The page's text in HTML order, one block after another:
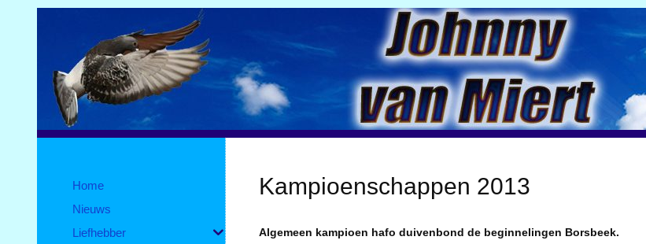
Kampioenschappen 2013
Algemeen kampioen hafo duivenbond de beginnelingen Borsbeek.
Home
Nieuws
Liefhebber